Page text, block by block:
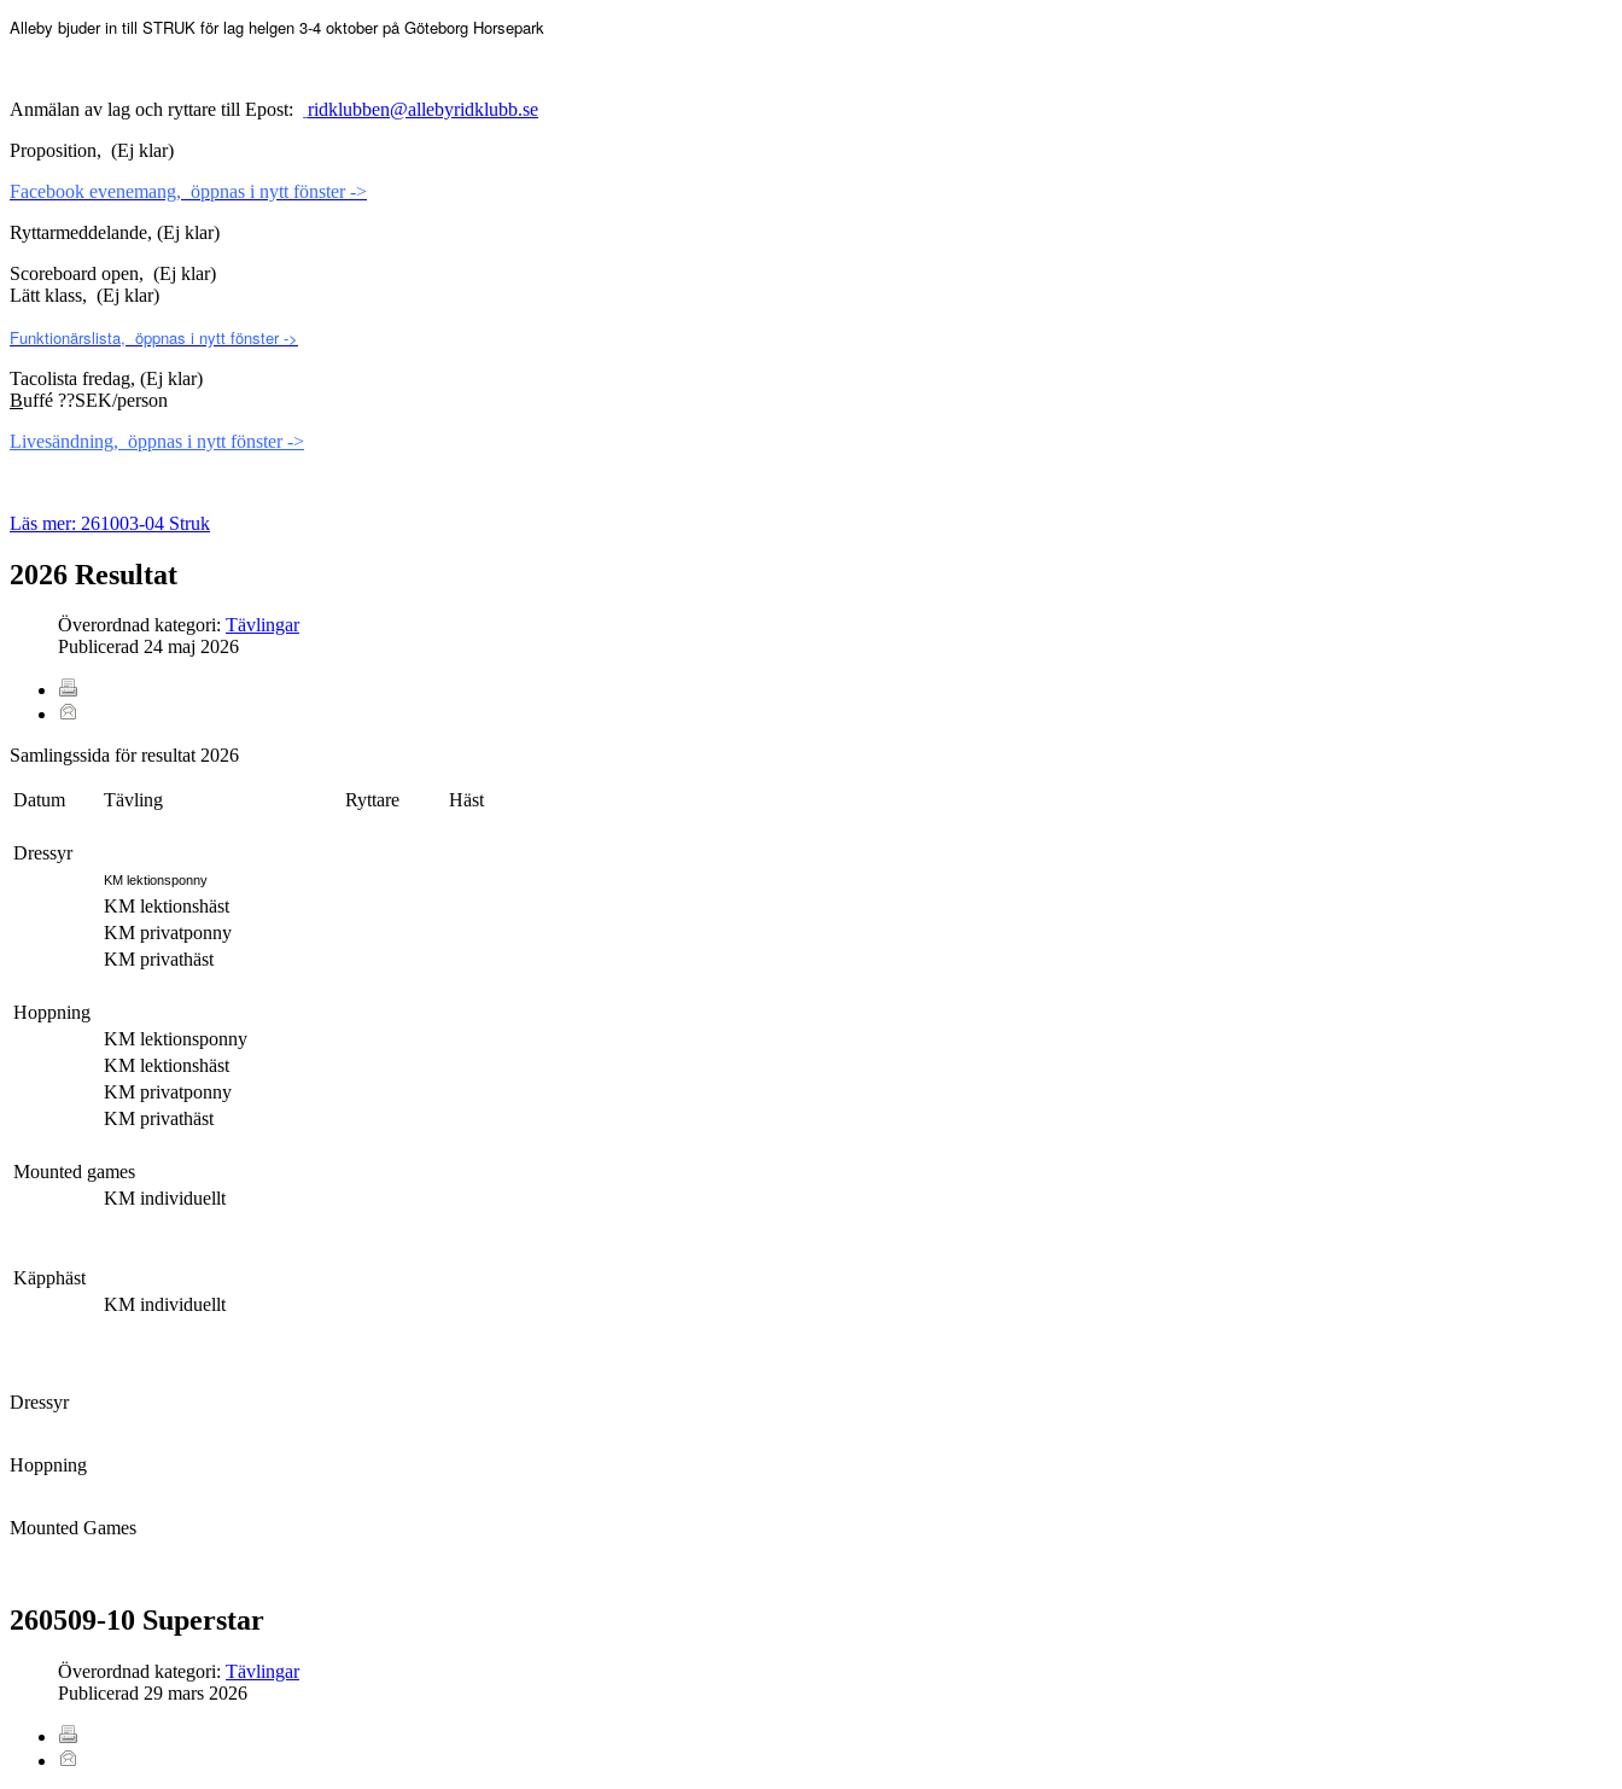
Alleby bjuder in till STRUK för lag helgen 3-4 oktober på Göteborg Horsepark
Anmälan av lag och ryttare till Epost:
ridklubben@allebyridklubb.se
Proposition, (Ej klar)
Facebook evenemang, öppnas i nytt fönster ->
Ryttarmeddelande, (Ej klar)
Scoreboard open, (Ej klar)
Lätt klass, (Ej klar)
Funktionärslista, öppnas i nytt fönster ->
Tacolista fredag, (Ej klar)
Buffé ??SEK/person
Livesändning, öppnas i nytt fönster ->
Läs mer: 261003-04 Struk
2026 Resultat
Överordnad kategori: Tävlingar
Publicerad 24 maj 2026
Samlingssida för resultat 2026
Datum Tävling Ryttare Häst
Dressyr
KM lektionsponny
KM lektionshäst
KM privatponny
KM privathäst
Hoppning
KM lektionsponny
KM lektionshäst
KM privatponny
KM privathäst
Mounted games
KM individuellt
Käpphäst
KM individuellt
Dressyr
Hoppning
Mounted Games
260509-10 Superstar
Överordnad kategori: Tävlingar
Publicerad 29 mars 2026